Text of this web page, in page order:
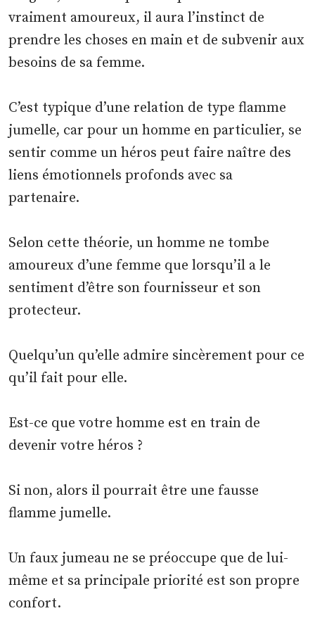
vraiment amoureux, il aura l’instinct de
prendre les choses en main et de subvenir aux
besoins de sa femme.
C’est typique d’une relation de type flamme
jumelle, car pour un homme en particulier, se
sentir comme un héros peut faire naître des
liens émotionnels profonds avec sa
partenaire.
Selon cette théorie, un homme ne tombe
amoureux d’une femme que lorsqu’il a le
sentiment d’être son fournisseur et son
protecteur.
Quelqu’un qu’elle admire sincèrement pour ce
qu’il fait pour elle.
Est-ce que votre homme est en train de
devenir votre héros ?
Si non, alors il pourrait être une fausse
flamme jumelle.
Un faux jumeau ne se préoccupe que de lui-
même et sa principale priorité est son propre
confort.